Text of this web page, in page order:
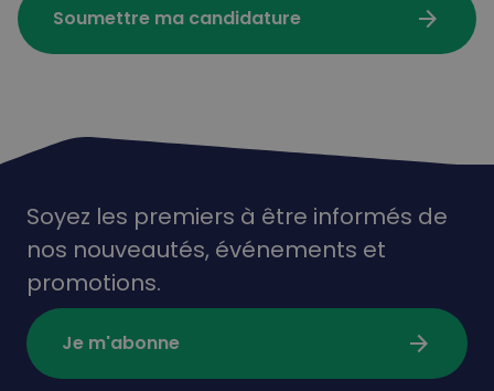
Soumettre ma candidature arrow_forward
Soyez les premiers à être informés de
nos nouveautés, événements et
promotions.
Je m'abonne arrow_forward